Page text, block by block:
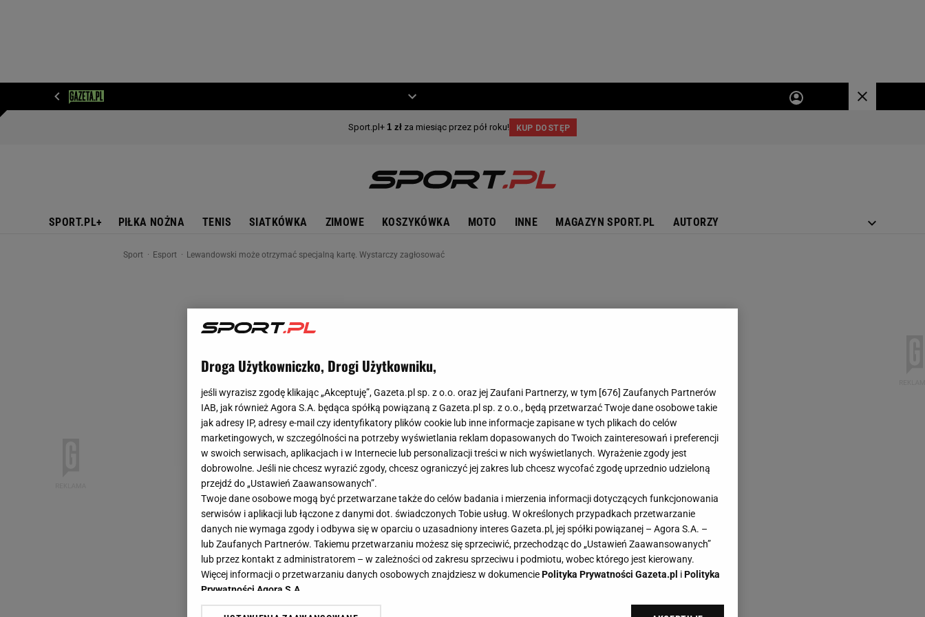
SPORT.PL+ PIŁKA NOŻNA TENIS SIATKÓWKA ZIMOWE KOSZYKÓWKA MOTO INNE MAGAZYN SPORT.PL AUTORZY
Sport Esport Lewandowski może otrzymać specjalną kartę. Wystarczy zagłosować
Droga Użytkowniczko, Drogi Użytkowniku,
jeśli wyrazisz zgodę klikając „Akceptuję”, Gazeta.pl sp. z o.o. oraz jej Zaufani Partnerzy, w tym [676] Zaufanych Partnerów
IAB, jak również Agora S.A. będąca spółką powiązaną z Gazeta.pl sp. z o.o., będą przetwarzać Twoje dane osobowe takie
jak adresy IP, adresy e-mail czy identyfikatory plików cookie lub inne informacje zapisane w tych plikach do celów
marketingowych, w szczególności na potrzeby wyświetlania reklam dopasowanych do Twoich zainteresowań i preferencji
w swoich serwisach, aplikacjach i w Internecie lub personalizacji treści w nich wyświetlanych. Wyrażenie zgody jest
dobrowolne. Jeśli nie chcesz wyrazić zgody, chcesz ograniczyć jej zakres lub chcesz wycofać zgodę uprzednio udzieloną
przejdź do „Ustawień Zaawansowanych”.
Twoje dane osobowe mogą być przetwarzane także do celów badania i mierzenia informacji dotyczących funkcjonowania
serwisów i aplikacji lub łączone z danymi dot. świadczonych Tobie usług. W określonych przypadkach przetwarzanie
danych nie wymaga zgody i odbywa się w oparciu o uzasadniony interes Gazeta.pl, jej spółki powiązanej – Agora S.A. –
lub Zaufanych Partnerów. Takiemu przetwarzaniu możesz się sprzeciwić, przechodząc do „Ustawień Zaawansowanych”
lub przez kontakt z administratorem – w zależności od zakresu sprzeciwu i podmiotu, wobec którego jest kierowany.
Więcej informacji o przetwarzaniu danych osobowych znajdziesz w dokumenciePolityka Prywatności Gazeta.pl iPolityka
Prywatności Agora S.A.